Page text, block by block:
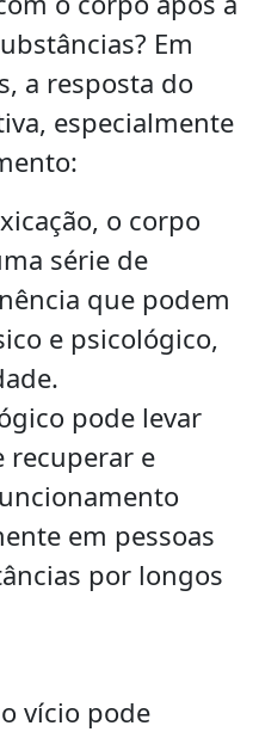
Em
a resposta do
especialmente
o corpo
série de
que podem
e psicológico,
pode levar
recuperar e
em pessoas
por longos
vício pode